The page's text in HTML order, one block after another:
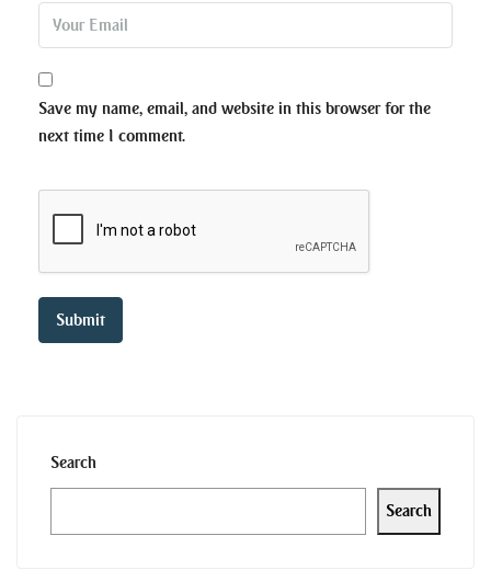
Save my name, email, and website in this browser for the
next time I comment.
Search
Search